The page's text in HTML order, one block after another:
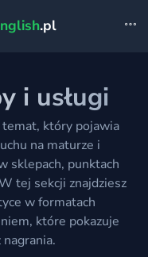
.pl
i usługi
temat, który pojawia
na maturze i
sklepach, punktach
tej sekcji znajdziesz
w formatach
które pokazuje